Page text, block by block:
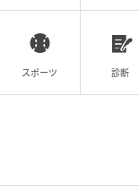
スポーツ 診断